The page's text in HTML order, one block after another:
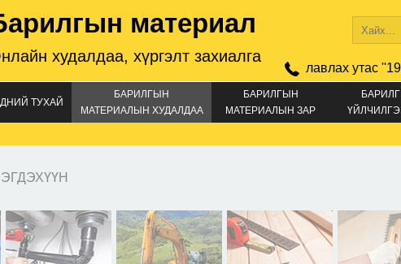
материал
худалдаа, хүргэлт захиалга
лавлах утас
ТУХАЙ
БАРИЛГЫН
МАТЕРИАЛЫН ХУДАЛДАА
БАРИЛГЫН
МАТЕРИАЛЫН ЗАР
шүршидэг Ус
тусгаарлагч лак
18л